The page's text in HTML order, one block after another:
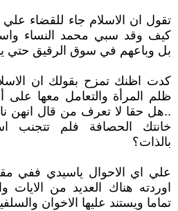
تقول ان الاسلام جاء للقضاء علي
كيف وقد سبي محمد النساء
بل وباعهم في سوق الرقيق حتي
كدت اظنك تمزح بقولك ان
ظلم المرأة والتعامل معها على
..هل حقا لا تعرف من قال انهن
خانتك الحصافة فلم تتجنب
بالذات؟
علي اي الاحوال ياسيدي ففي
اوردته هناك العديد من الايات
تماما ويستند عليها الاخوان